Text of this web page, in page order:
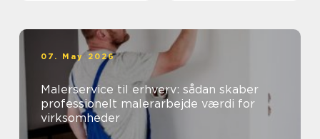
07. May 2026
Malerservice til erhverv: sådan skaber
professionelt malerarbejde værdi for
virksomheder